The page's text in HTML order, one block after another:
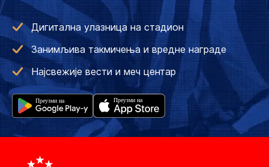
Дигитална улазница на стадион
Занимљива такмичења и вредне награде
Најсвежије вести и меч центар